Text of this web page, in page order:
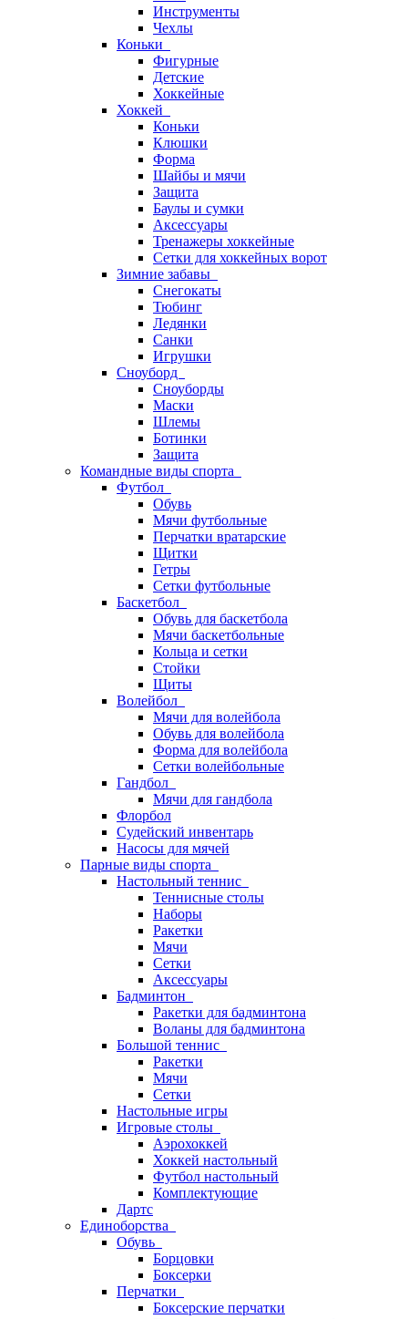
Инструменты
Чехлы
Коньки
Фигурные
Детские
Хоккейные
Хоккей
Коньки
Клюшки
Форма
Шайбы и мячи
Защита
Баулы и сумки
Аксессуары
Тренажеры хоккейные
Сетки для хоккейных ворот
Зимние забавы
Снегокаты
Тюбинг
Ледянки
Санки
Игрушки
Сноуборд
Сноуборды
Маски
Шлемы
Ботинки
Защита
Командные виды спорта
Футбол
Обувь
Мячи футбольные
Перчатки вратарские
Щитки
Гетры
Сетки футбольные
Баскетбол
Обувь для баскетбола
Мячи баскетбольные
Кольца и сетки
Стойки
Щиты
Волейбол
Мячи для волейбола
Обувь для волейбола
Форма для волейбола
Сетки волейбольные
Гандбол
Мячи для гандбола
Флорбол
Судейский инвентарь
Насосы для мячей
Парные виды спорта
Настольный теннис
Теннисные столы
Наборы
Ракетки
Мячи
Сетки
Аксессуары
Бадминтон
Ракетки для бадминтона
Воланы для бадминтона
Большой теннис
Ракетки
Мячи
Сетки
Настольные игры
Игровые столы
Аэрохоккей
Хоккей настольный
Футбол настольный
Комплектующие
Дартс
Единоборства
Обувь
Борцовки
Боксерки
Перчатки
Боксерские перчатки